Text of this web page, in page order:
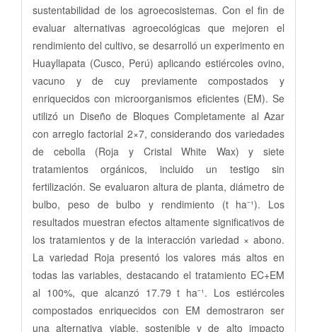
sustentabilidad de los agroecosistemas. Con el fin de
evaluar alternativas agroecológicas que mejoren el
rendimiento del cultivo, se desarrolló un experimento en
Huayllapata (Cusco, Perú) aplicando estiércoles ovino,
vacuno y de cuy previamente compostados y
enriquecidos con microorganismos eficientes (EM). Se
utilizó un Diseño de Bloques Completamente al Azar
con arreglo factorial 2×7, considerando dos variedades
de cebolla (Roja y Cristal White Wax) y siete
tratamientos orgánicos, incluido un testigo sin
fertilización. Se evaluaron altura de planta, diámetro de
bulbo, peso de bulbo y rendimiento (t ha⁻¹). Los
resultados muestran efectos altamente significativos de
los tratamientos y de la interacción variedad × abono.
La variedad Roja presentó los valores más altos en
todas las variables, destacando el tratamiento EC+EM
al 100%, que alcanzó 17.79 t ha⁻¹. Los estiércoles
compostados enriquecidos con EM demostraron ser
una alternativa viable, sostenible y de alto impacto